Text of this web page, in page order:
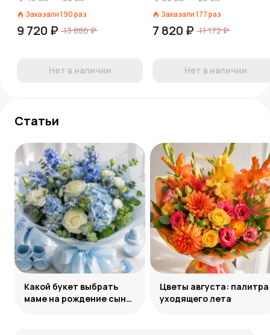
Заказали190раз
9 720 ₽ 13 886 ₽
Нет в наличии
Заказали177раз
7 820 ₽ 11 172 ₽
Нет в наличии
Статьи
Какой букет выбрать
маме на рождение сына:
Цветы августа: палитра
уходящего лета